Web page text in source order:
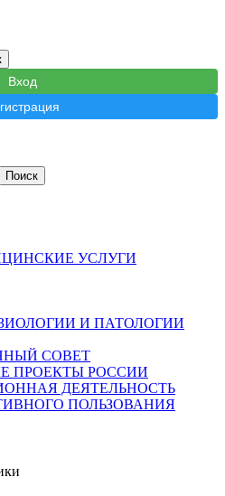
Вход
УСЛУГИ
И ПАТОЛОГИИ
СОВЕТ
ПРОЕКТЫ РОССИИ
ДЕЯТЕЛЬНОСТЬ
ПОЛЬЗОВАНИЯ